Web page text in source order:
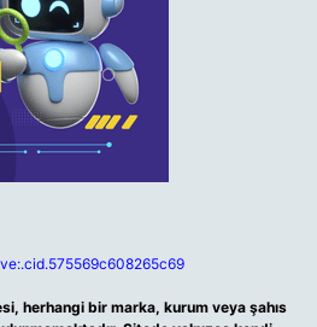
herhangi bir marka, kurum veya şahıs